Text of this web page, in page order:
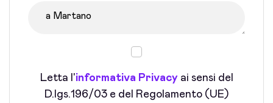
Letta l'informativa Privacyai sensi del
D.lgs.196/03 e del Regolamento (UE)